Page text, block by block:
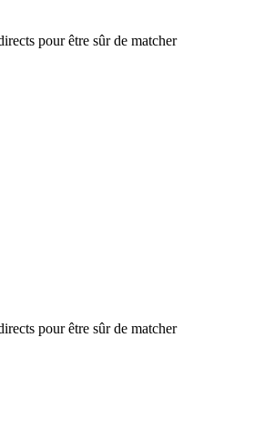
pour être sûr de matcher
pour être sûr de matcher